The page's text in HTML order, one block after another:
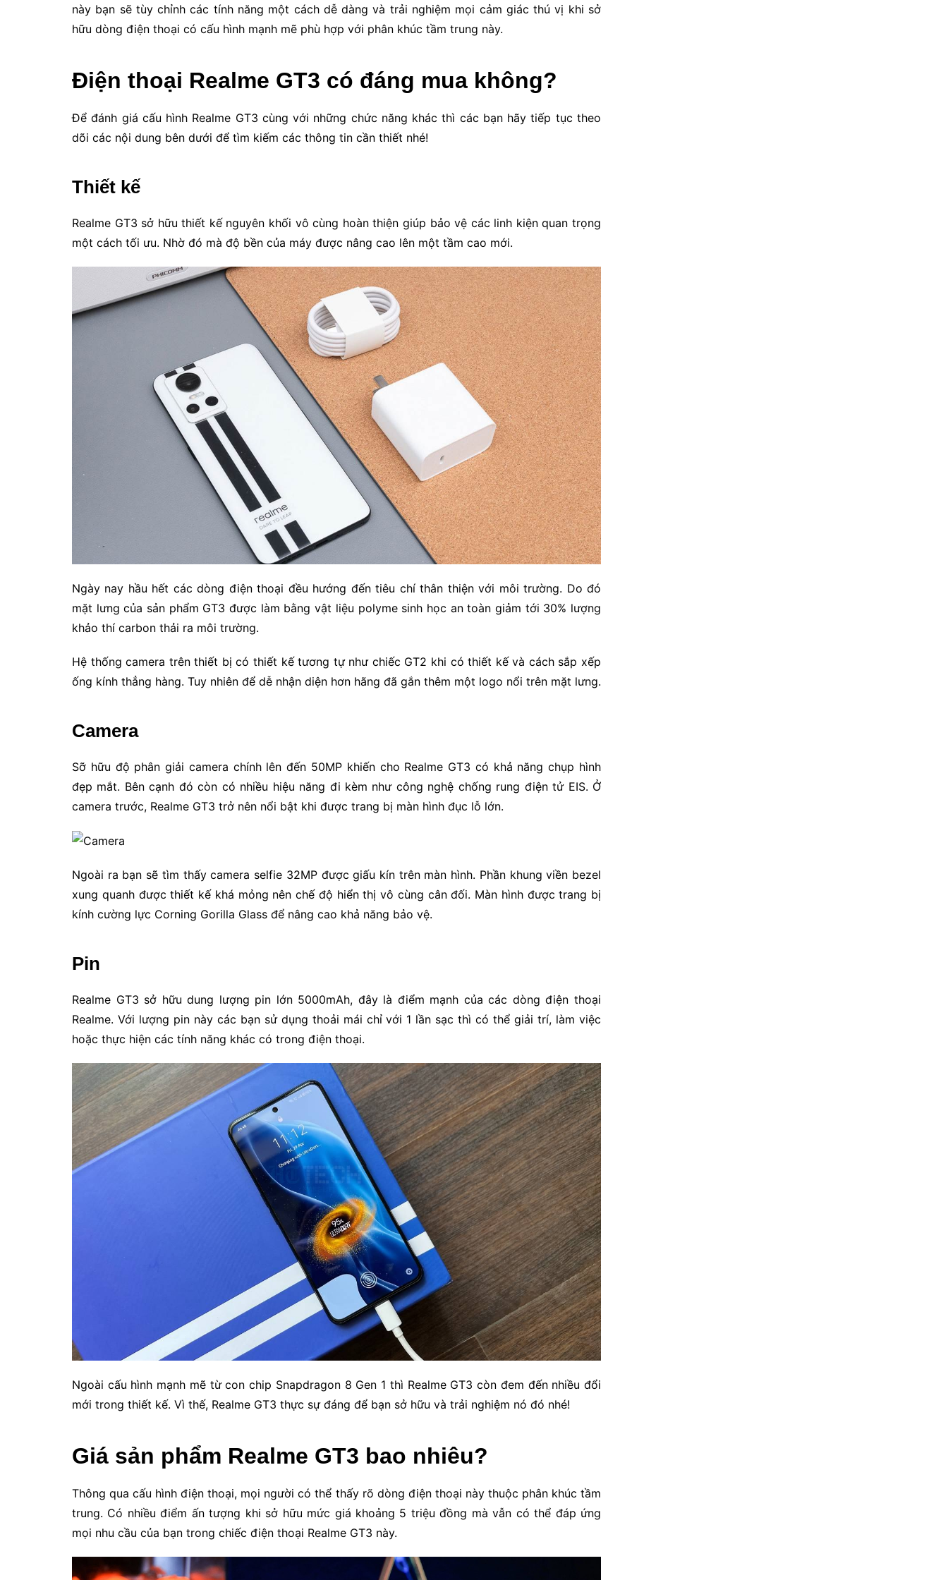
này bạn sẽ tùy chỉnh các tính năng một cách dễ dàng và trải nghiệm mọi cảm giác thú vị khi sở
hữu dòng điện thoại có cấu hình mạnh mẽ phù hợp với phân khúc tầm trung này.
Điện thoại Realme GT3 có đáng mua không?
Để đánh giá cấu hình Realme GT3 cùng với những chức năng khác thì các bạn hãy tiếp tục theo
dõi các nội dung bên dưới để tìm kiếm các thông tin cần thiết nhé!
Thiết kế
Realme GT3 sở hữu thiết kế nguyên khối vô cùng hoàn thiện giúp bảo vệ các linh kiện quan trọng
một cách tối ưu. Nhờ đó mà độ bền của máy được nâng cao lên một tầm cao mới.
Ngày nay hầu hết các dòng điện thoại đều hướng đến tiêu chí thân thiện với môi trường. Do đó
mặt lưng của sản phẩm GT3 được làm bằng vật liệu polyme sinh học an toàn giảm tới 30% lượng
khảo thí carbon thải ra môi trường.
Hệ thống camera trên thiết bị có thiết kế tương tự như chiếc GT2 khi có thiết kế và cách sắp xếp
ống kính thẳng hàng. Tuy nhiên để dễ nhận diện hơn hãng đã gắn thêm một logo nổi trên mặt lưng.
Camera
Sỡ hữu độ phân giải camera chính lên đến 50MP khiến cho Realme GT3 có khả năng chụp hình
đẹp mắt. Bên cạnh đó còn có nhiều hiệu năng đi kèm như công nghệ chống rung điện tử EIS. Ở
camera trước, Realme GT3 trở nên nổi bật khi được trang bị màn hình đục lỗ lớn.
Ngoài ra bạn sẽ tìm thấy camera selfie 32MP được giấu kín trên màn hình. Phần khung viền bezel
xung quanh được thiết kế khá mỏng nên chế độ hiển thị vô cùng cân đối. Màn hình được trang bị
kính cường lực Corning Gorilla Glass để nâng cao khả năng bảo vệ.
Pin
Realme GT3 sở hữu dung lượng pin lớn 5000mAh, đây là điểm mạnh của các dòng điện thoại
Realme. Với lượng pin này các bạn sử dụng thoải mái chỉ với 1 lần sạc thì có thể giải trí, làm việc
hoặc thực hiện các tính năng khác có trong điện thoại.
Ngoài cấu hình mạnh mẽ từ con chip Snapdragon 8 Gen 1 thì Realme GT3 còn đem đến nhiều đổi
mới trong thiết kế. Vì thế, Realme GT3 thực sự đáng để bạn sở hữu và trải nghiệm nó đó nhé!
Giá sản phẩm Realme GT3 bao nhiêu?
Thông qua cấu hình điện thoại, mọi người có thể thấy rõ dòng điện thoại này thuộc phân khúc tầm
trung. Có nhiều điểm ấn tượng khi sở hữu mức giá khoảng 5 triệu đồng mà vẫn có thể đáp ứng
mọi nhu cầu của bạn trong chiếc điện thoại Realme GT3 này.